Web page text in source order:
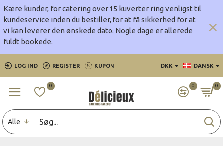
Kære kunder, for catering over 15 kuverter ring venligst til
kundeservice inden du bestiller, for at få sikkerhed for at
vi kan leverer den ønskede dato. Nogle dage er allerede
fuldt bookede.
LOG IND REGISTER KUPON DKK DANSK
0 0 0
Alle